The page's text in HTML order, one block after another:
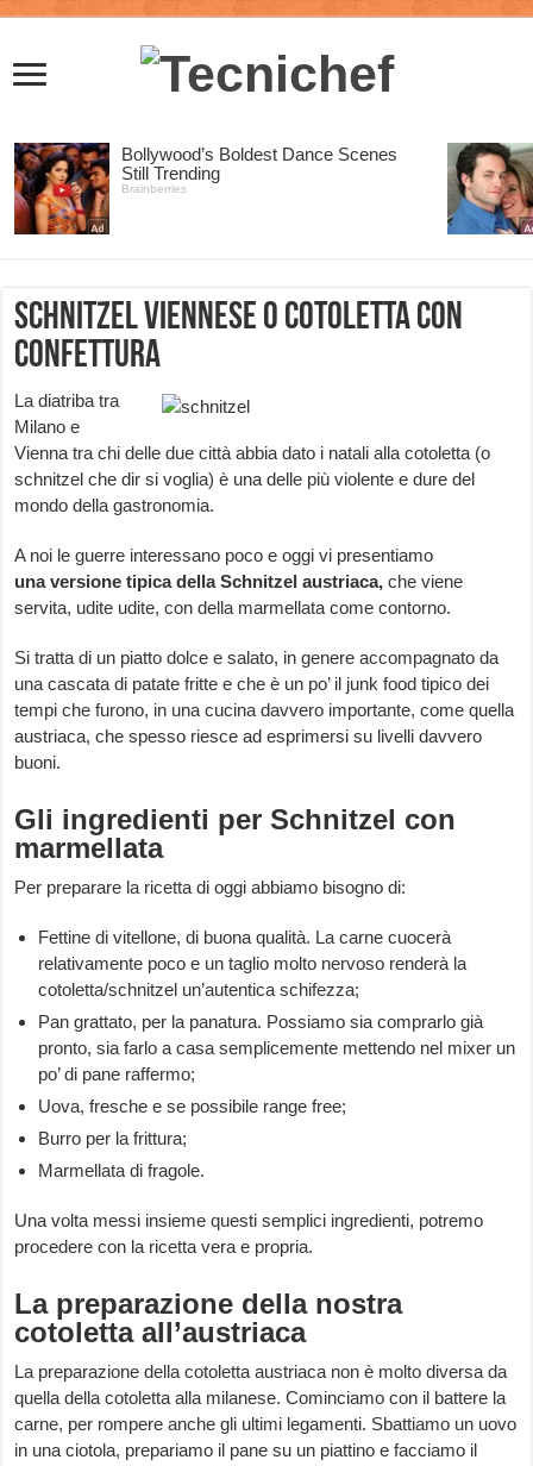
Schnitzel viennese o cotoletta con
confettura
La diatriba tra
Milano e
Vienna tra chi delle due città abbia dato i natali alla cotoletta (o
schnitzel che dir si voglia) è una delle più violente e dure del
mondo della gastronomia.
A noi le guerre interessano poco e oggi vi presentiamo
una versione tipica della Schnitzel austriaca,che viene
servita, udite udite, con della marmellata come contorno.
Si tratta di un piatto dolce e salato, in genere accompagnato da
una cascata di patate fritte e che è un po’ il junk food tipico dei
tempi che furono, in una cucina davvero importante, come quella
austriaca, che spesso riesce ad esprimersi su livelli davvero
buoni.
Gli ingredienti per Schnitzel con
marmellata
Per preparare la ricetta di oggi abbiamo bisogno di:
Fettine di vitellone, di buona qualità. La carne cuocerà
relativamente poco e un taglio molto nervoso renderà la
cotoletta/schnitzel un’autentica schifezza;
Pan grattato, per la panatura. Possiamo sia comprarlo già
pronto, sia farlo a casa semplicemente mettendo nel mixer un
po’ di pane raffermo;
Uova, fresche e se possibile range free;
Burro per la frittura;
Marmellata di fragole.
Una volta messi insieme questi semplici ingredienti, potremo
procedere con la ricetta vera e propria.
La preparazione della nostra
cotoletta all’austriaca
La preparazione della cotoletta austriaca non è molto diversa da
quella della cotoletta alla milanese. Cominciamo con il battere la
carne, per rompere anche gli ultimi legamenti. Sbattiamo un uovo
in una ciotola, prepariamo il pane su un piattino e facciamo il